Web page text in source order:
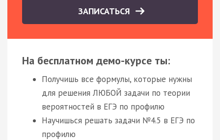
ЗАПИСАТЬСЯ
На бесплатном демо-курсе ты:
Получишь все формулы, которые нужны
для решения ЛЮБОЙ задачи по теории
вероятностей в ЕГЭ по профилю
Научишься решать задачи №4.5 в ЕГЭ по
профилю